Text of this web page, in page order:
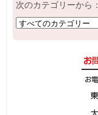
次のカテゴリーから：